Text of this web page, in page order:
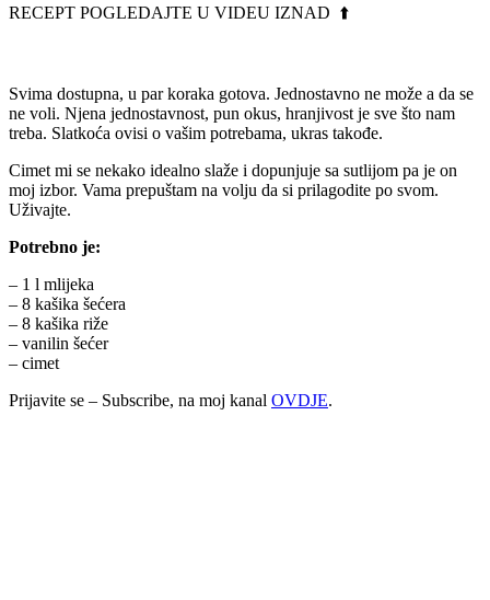
RECEPT POGLEDAJTE U VIDEU IZNAD ⬆️
Svima dostupna, u par koraka gotova. Jednostavno ne može a da se
ne voli. Njena jednostavnost, pun okus, hranjivost je sve što nam
treba. Slatkoća ovisi o vašim potrebama, ukras takođe.
Cimet mi se nekako idealno slaže i dopunjuje sa sutlijom pa je on
moj izbor. Vama prepuštam na volju da si prilagodite po svom.
Uživajte.
Potrebno je:
– 1 l mlijeka
– 8 kašika šećera
– 8 kašika riže
– vanilin šećer
– cimet
Prijavite se – Subscribe, na moj kanal OVDJE.